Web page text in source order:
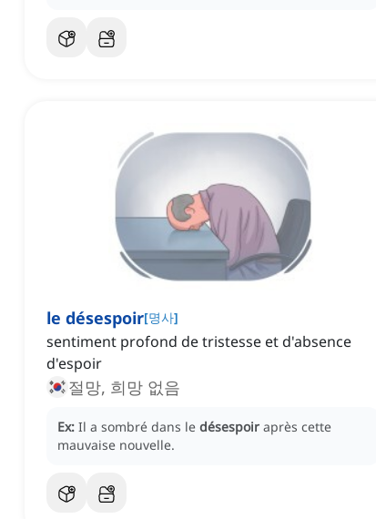
le désespoir[명사]
sentiment profond de tristesse et d'absence
d'espoir
절망, 희망 없음
Ex: Il a sombré dans le désespoir après cette
mauvaise nouvelle.